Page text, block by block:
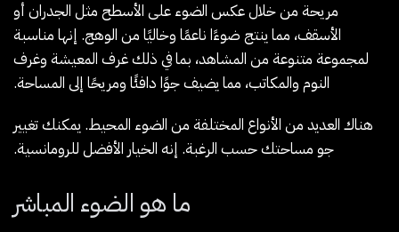
مريحة من خلال عكس الضوء على الأسطح مثل الجدران أو
الأسقف، مما ينتج ضوءًا ناعمًا وخاليًا من الوهج. إنها مناسبة
لمجموعة متنوعة من المشاهد، بما في ذلك غرف المعيشة وغرف
النوم والمكاتب، مما يضيف جوًا دافئًا ومريحًا إلى المساحة.
هناك العديد من الأنواع المختلفة من الضوء المحيط. يمكنك تغيير
جو مساحتك حسب الرغبة. إنه الخيار الأفضل للرومانسية.
ما هو الضوء المباشر